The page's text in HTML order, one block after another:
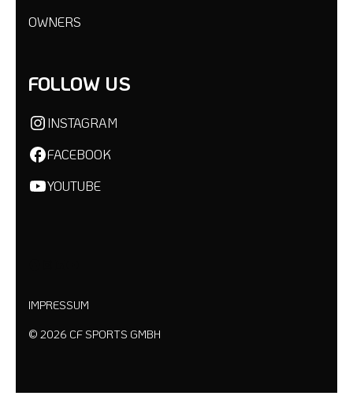
OWNERS
FOLLOW US
INSTAGRAM
FACEBOOK
YOUTUBE
© 2026 CF SPORTS GMBH
IMPRESSUM